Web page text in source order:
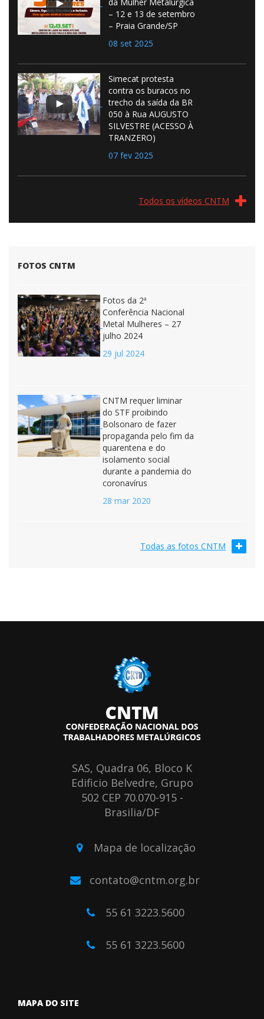
da Mulher Metalúrgica
– 12 e 13 de setembro
– Praia Grande/SP
08 set 2025
Simecat protesta
contra os buracos no
trecho da saída da BR
050 à Rua AUGUSTO
SILVESTRE (ACESSO À
TRANZERO)
07 fev 2025
Todos os vídeos CNTM
FOTOS CNTM
Fotos da 2ª
Conferência Nacional
Metal Mulheres – 27
julho 2024
29 jul 2024
CNTM requer liminar
do STF proibindo
Bolsonaro de fazer
propaganda pelo fim da
quarentena e do
isolamento social
durante a pandemia do
coronavírus
28 mar 2020
Todas as fotos CNTM
SAS, Quadra 06, Bloco K
Edificio Belvedre, Grupo
502 CEP 70.070-915 -
Brasilia/DF
Mapa de localização
contato@cntm.org.br
55 61 3223.5600
55 61 3223.5600
MAPA DO SITE